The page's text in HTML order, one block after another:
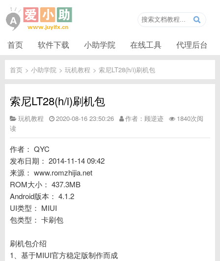
首页 软件下载 小助学院 在线工具 代理后台
首页 > 小助学院 > 玩机教程 > 索尼LT28(h/i)刷机包
索尼LT28(h/i)刷机包
玩机教程 2020-08-16 23:50:26 作者：顾逆迹
1840次阅
读
作者： QYC
发布日期： 2014-11-14 09:42
来源： www.romzhijia.net
ROM大小： 437.3MB
Android版本： 4.1.2
UI类型： MIUI
包类型： 卡刷包
刷机包介绍
1、基于MIUI官方稳定版制作而成